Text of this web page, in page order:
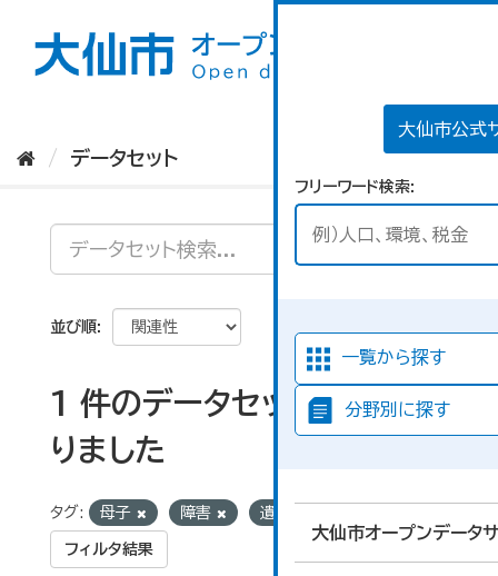
大仙市公式
フリーワード検索
一覧から探す
分野別に探す
大仙市オープンデータ
データセット
並び順
1 件のデータセットが見つか
りました
タグ: 母子 障害 遺族
フィルタ結果